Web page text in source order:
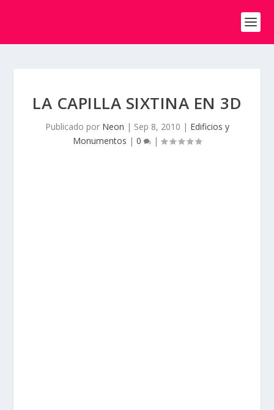
LA CAPILLA SIXTINA EN 3D
Publicado por Neon | Sep 8, 2010 | Edificios y
Monumentos | 0 |